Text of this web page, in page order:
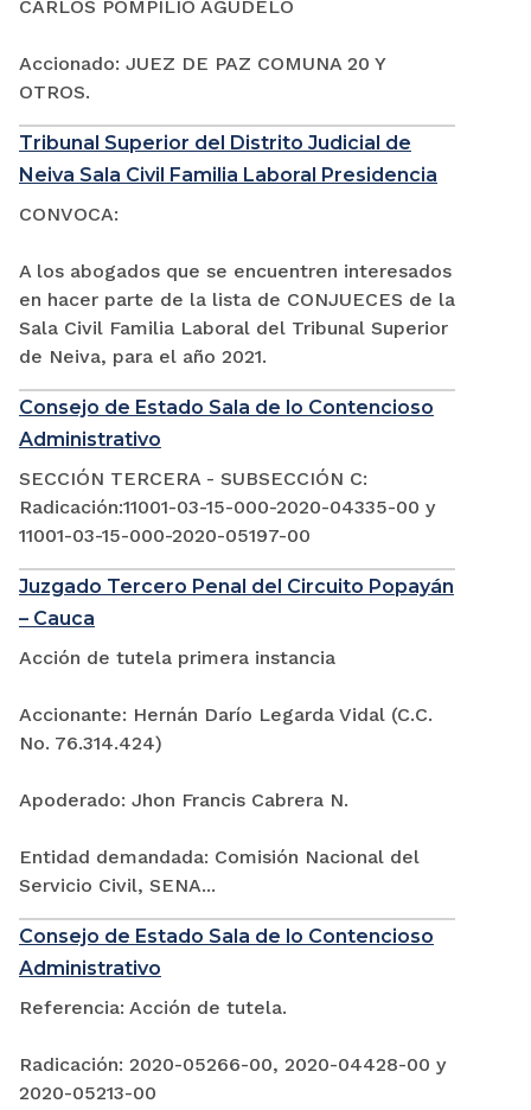
CARLOS POMPILIO AGUDELO
Accionado: JUEZ DE PAZ COMUNA 20 Y
OTROS.
Tribunal Superior del Distrito Judicial de
Neiva Sala Civil Familia Laboral Presidencia
CONVOCA:
A los abogados que se encuentren interesados
en hacer parte de la lista de CONJUECES de la
Sala Civil Familia Laboral del Tribunal Superior
de Neiva, para el año 2021.
Consejo de Estado Sala de lo Contencioso
Administrativo
SECCIÓN TERCERA - SUBSECCIÓN C:
Radicación:11001-03-15-000-2020-04335-00 y
11001-03-15-000-2020-05197-00
Juzgado Tercero Penal del Circuito Popayán
– Cauca
Acción de tutela primera instancia
Accionante: Hernán Darío Legarda Vidal (C.C.
No. 76.314.424)
Apoderado: Jhon Francis Cabrera N.
Entidad demandada: Comisión Nacional del
Servicio Civil, SENA...
Consejo de Estado Sala de lo Contencioso
Administrativo
Referencia: Acción de tutela.
Radicación: 2020-05266-00, 2020-04428-00 y
2020-05213-00